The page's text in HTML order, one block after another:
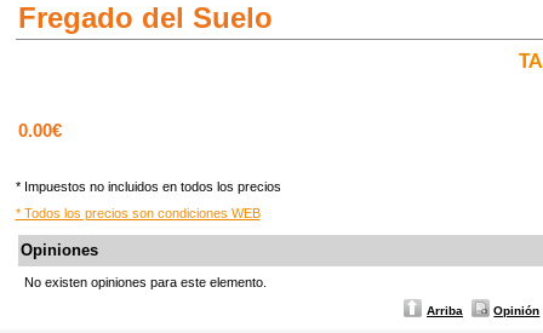
Fregado del Suelo
0.00€
* Impuestos no incluidos en todos los precios
* Todos los precios son condiciones WEB
Opiniones
No existen opiniones para este elemento.
Arriba Opinión